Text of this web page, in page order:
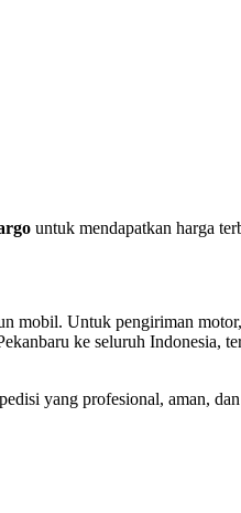
untuk mendapatkan harga
mobil. Untuk pengiriman
ke seluruh Indonesia,
yang profesional, aman,